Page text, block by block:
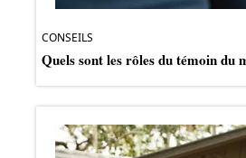
CONSEILS
Quels sont les rôles du témoin du